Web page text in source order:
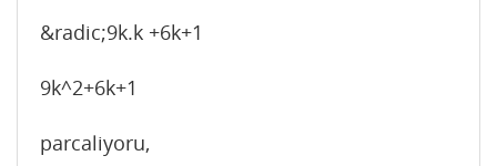
&radic;9k.k +6k+1
9k^2+6k+1
parcaliyoru,